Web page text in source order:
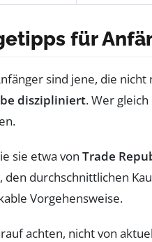
für
sind jene, die
diszipliniert. Wer
sie etwa von Trade
den durchschnittlichen
Vorgehensweise.
achten, nicht von